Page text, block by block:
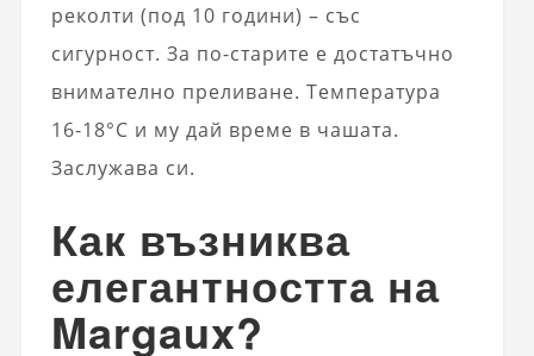
реколти (под 10 години) – със
сигурност. За по-старите е достатъчно
внимателно преливане. Температура
16-18°C и му дай време в чашата.
Заслужава си.
Как възниква
елегантността на
Margaux?